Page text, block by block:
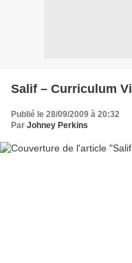
Salif – Curriculum
Publié le 28/09/2009 à 20:32
Par Johney Perkins